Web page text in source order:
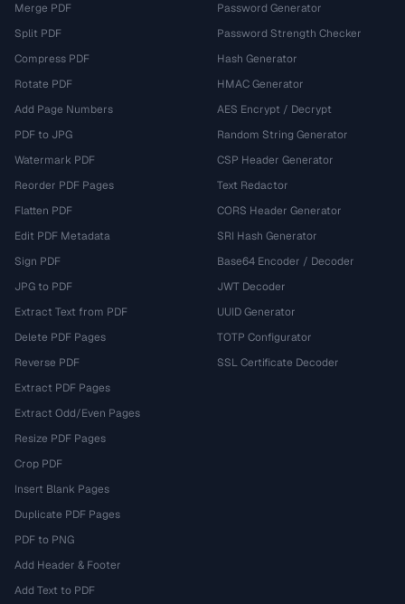
Merge PDF
Split PDF
Compress PDF
Rotate PDF
Add Page Numbers
PDF to JPG
Watermark PDF
Reorder PDF Pages
Flatten PDF
Edit PDF Metadata
Sign PDF
JPG to PDF
Extract Text from PDF
Delete PDF Pages
Reverse PDF
Extract PDF Pages
Extract Odd/Even Pages
Resize PDF Pages
Crop PDF
Insert Blank Pages
Duplicate PDF Pages
PDF to PNG
Add Header & Footer
Add Text to PDF
Password Generator
Password Strength Checker
Hash Generator
HMAC Generator
AES Encrypt / Decrypt
Random String Generator
CSP Header Generator
Text Redactor
CORS Header Generator
SRI Hash Generator
Base64 Encoder / Decoder
JWT Decoder
UUID Generator
TOTP Configurator
SSL Certificate Decoder